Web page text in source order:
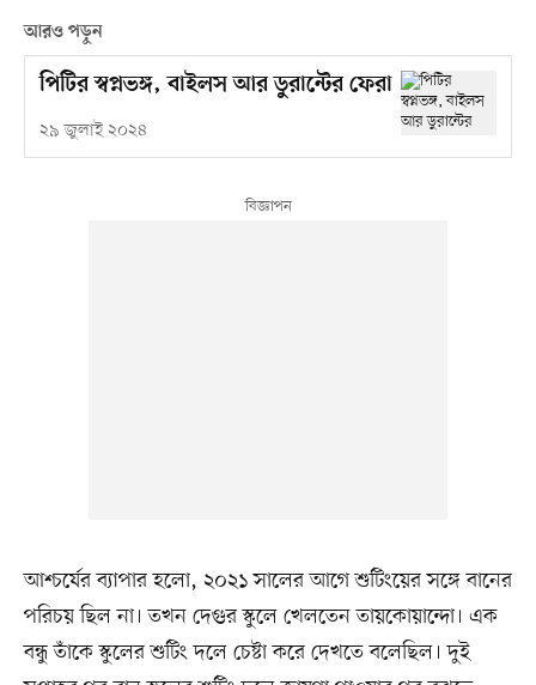
আরও পড়ুন
পিটির স্বপ্নভঙ্গ, বাইলস আর ডুরান্টের ফেরা
২৯ জুলাই ২০২৪
আশ্চর্যের ব্যাপার হলো, ২০২১ সালের আগে শুটিংয়ের সঙ্গে বানের
পরিচয় ছিল না। তখন দেগুর স্কুলে খেলতেন তায়কোয়ান্দো। এক
বন্ধু তাঁকে স্কুলের শুটিং দলে চেষ্টা করে দেখতে বলেছিল। দুই